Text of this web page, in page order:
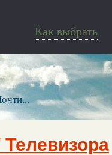
Как выбрать